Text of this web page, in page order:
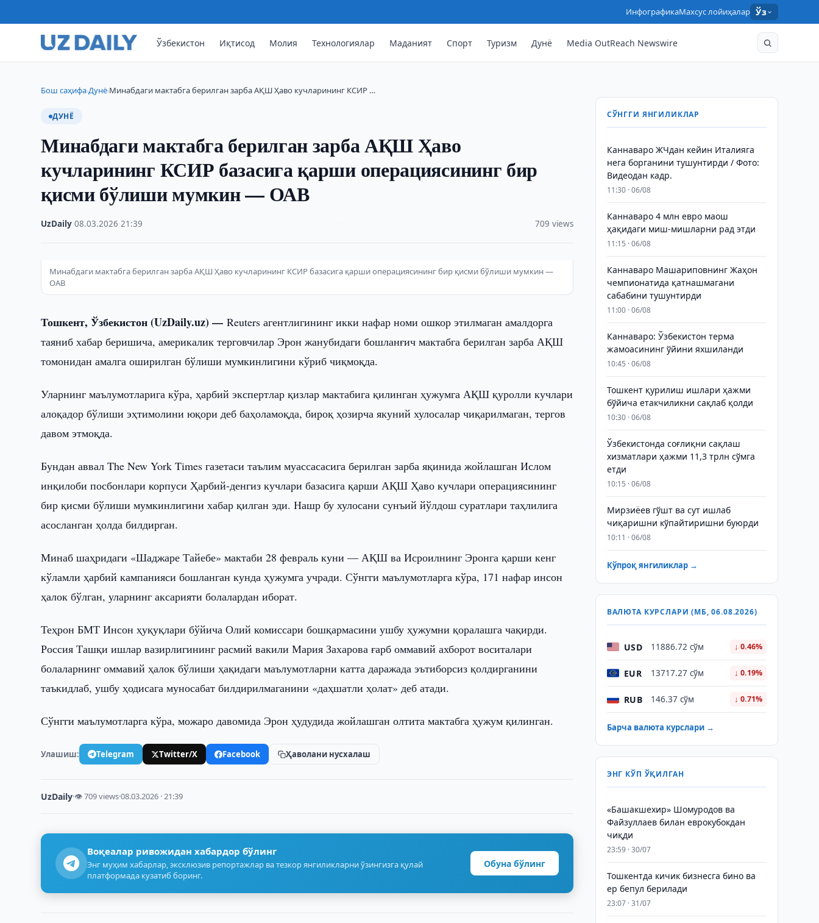
ИнфографикаМахсус лойиҳалар Ўз
Ўзбекистон Иқтисод Молия Технологиялар Маданият Спорт Туризм Дунё Media OutReach Newswire
Бош саҳифа›Дунё›Минабдаги мактабга берилган зарба АҚШ Ҳаво кучларининг КСИР …
ДУНЁ
Минабдаги мактабга берилган зарба АҚШ Ҳаво
кучларининг КСИР базасига қарши операциясининг бир
қисми бўлиши мумкин — ОАВ
UzDaily ·08.03.2026 ·21:39 709 views
Минабдаги мактабга берилган зарба АҚШ Ҳаво кучларининг КСИР базасига қарши операциясининг бир қисми бўлиши мумкин —
ОАВ
Тошкент, Ўзбекистон (UzDaily.uz) —Reuters агентлигининг икки нафар номи ошкор этилмаган амалдорга
таяниб хабар беришича, америкалик терговчилар Эрон жанубидаги бошланғич мактабга берилган зарба АҚШ
томонидан амалга оширилган бўлиши мумкинлигини кўриб чиқмоқда.
Уларнинг маълумотларига кўра, ҳарбий экспертлар қизлар мактабига қилинган ҳужумга АҚШ қуролли кучлари
алоқадор бўлиши эҳтимолини юқори деб баҳоламоқда, бироқ ҳозирча якуний хулосалар чиқарилмаган, тергов
давом этмоқда.
Бундан аввал The New York Times газетаси таълим муассасасига берилган зарба яқинида жойлашган Ислом
инқилоби посбонлари корпуси Ҳарбий-денгиз кучлари базасига қарши АҚШ Ҳаво кучлари операциясининг
бир қисми бўлиши мумкинлигини хабар қилган эди. Нашр бу хулосани сунъий йўлдош суратлари таҳлилига
асосланган ҳолда билдирган.
Минаб шаҳридаги «Шаджаре Тайебе» мактаби 28 февраль куни — АҚШ ва Исроилнинг Эронга қарши кенг
кўламли ҳарбий кампанияси бошланган кунда ҳужумга учради. Сўнгги маълумотларга кўра, 171 нафар инсон
ҳалок бўлган, уларнинг аксарияти болалардан иборат.
Теҳрон БМТ Инсон ҳуқуқлари бўйича Олий комиссари бошқармасини ушбу ҳужумни қоралашга чақирди.
Россия Ташқи ишлар вазирлигининг расмий вакили Мария Захарова ғарб оммавий ахборот воситалари
болаларнинг оммавий ҳалок бўлиши ҳақидаги маълумотларни катта даражада эътиборсиз қолдирганини
таъкидлаб, ушбу ҳодисага муносабат билдирилмаганини «даҳшатли ҳолат» деб атади.
Сўнгги маълумотларга кўра, можаро давомида Эрон ҳудудида жойлашган олтита мактабга ҳужум қилинган.
Улашиш: Telegram Twitter/X Facebook Ҳаволани нусхалаш
UzDaily·👁 709 views·08.03.2026 · 21:39
Воқеалар ривожидан хабардор бўлинг
Энг муҳим хабарлар, эксклюзив репортажлар ва тезкор янгиликларни ўзингизга қулай
платформада кузатиб боринг.
Обуна бўлинг
СЎНГГИ ЯНГИЛИКЛАР
Каннаваро ЖЧдан кейин Италияга
нега борганини тушунтирди / Фото:
Видеодан кадр.
11:30 · 06/08
Каннаваро 4 млн евро маош
ҳақидаги миш-мишларни рад этди
11:15 · 06/08
Каннаваро Машариповнинг Жаҳон
чемпионатида қатнашмагани
сабабини тушунтирди
11:00 · 06/08
Каннаваро: Ўзбекистон терма
жамоасининг ўйини яхшиланди
10:45 · 06/08
Тошкент қурилиш ишлари ҳажми
бўйича етакчиликни сақлаб қолди
10:30 · 06/08
Ўзбекистонда соғлиқни сақлаш
хизматлари ҳажми 11,3 трлн сўмга
етди
10:15 · 06/08
Мирзиёев гўшт ва сут ишлаб
чиқаришни кўпайтиришни буюрди
10:11 · 06/08
Кўпроқ янгиликлар →
ВАЛЮТА КУРСЛАРИ (МБ, 06.08.2026)
USD 11886.72 сўм ↓ 0.46%
EUR 13717.27 сўм ↓ 0.19%
RUB 146.37 сўм ↓ 0.71%
Барча валюта курслари →
ЭНГ КЎП ЎҚИЛГАН
«Башакшехир» Шомуродов ва
Файзуллаев билан еврокубокдан
чиқди
23:59 · 30/07
Тошкентда кичик бизнесга бино ва
ер бепул берилади
23:07 · 31/07